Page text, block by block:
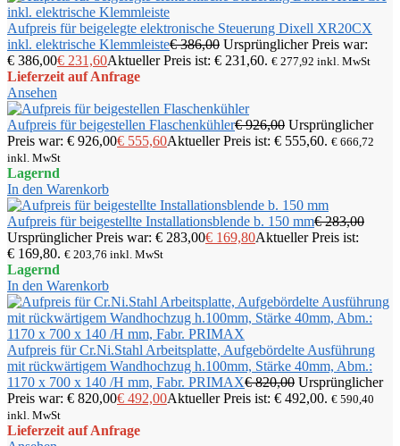
Aufpreis für beigelegte elektronische Steuerung Dixell XR20CX
inkl. elektrische Klemmleiste€386,00 Ursprünglicher Preis war:
€ 386,00€ 231,60Aktueller Preis ist: € 231,60. € 277,92 inkl. MwSt
Lieferzeit auf Anfrage
Ansehen
Aufpreis für beigestellen Flaschenkühler€926,00 Ursprünglicher
Preis war: € 926,00€ 555,60Aktueller Preis ist: € 555,60. € 666,72
inkl. MwSt
Lagernd
In den Warenkorb
Aufpreis für beigestellte Installationsblende b. 150 mm€283,00
Ursprünglicher Preis war: € 283,00€ 169,80Aktueller Preis ist:
€ 169,80. € 203,76 inkl. MwSt
Lagernd
In den Warenkorb
Aufpreis für Cr.Ni.Stahl Arbeitsplatte, Aufgebördelte Ausführung
mit rückwärtigem Wandhochzug h.100mm, Stärke 40mm, Abm.:
1170 x 700 x 140 /H mm, Fabr. PRIMAX€820,00 Ursprünglicher
Preis war: € 820,00€ 492,00Aktueller Preis ist: € 492,00. € 590,40
inkl. MwSt
Lieferzeit auf Anfrage